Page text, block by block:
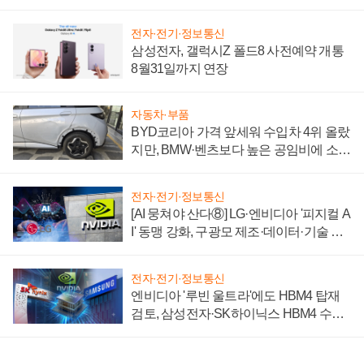
전자·전기·정보통신
삼성전자, 갤럭시Z 폴드8 사전예약 개통
8월31일까지 연장
자동차·부품
BYD코리아 가격 앞세워 수입차 4위 올랐
지만, BMW·벤츠보다 높은 공임비에 소비
전자·전기·정보통신
[AI 뭉쳐야 산다⑧] LG·엔비디아 '피지컬 A
I' 동맹 강화, 구광모 제조·데이터·기술 결
전자·전기·정보통신
엔비디아 '루빈 울트라'에도 HBM4 탑재
검토, 삼성전자·SK하이닉스 HBM4 수율